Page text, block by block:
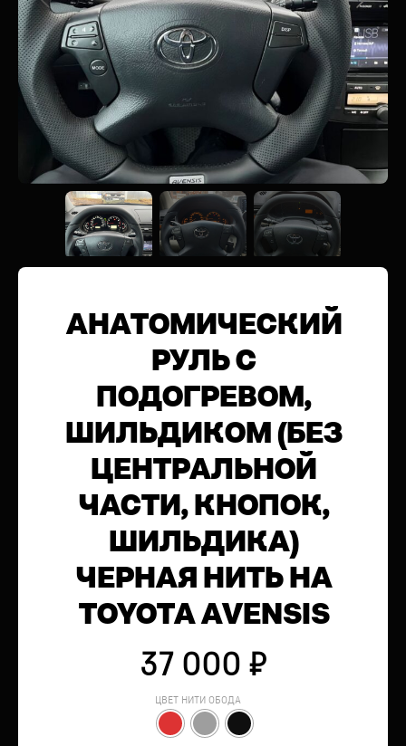
АНАТОМИЧЕСКИЙ
РУЛЬ С
ПОДОГРЕВОМ,
ШИЛЬДИКОМ (БЕЗ
ЦЕНТРАЛЬНОЙ
ЧАСТИ, КНОПОК,
ШИЛЬДИКА)
ЧЕРНАЯ НИТЬ НА
TOYOTA AVENSIS
37 000 ₽
ЦВЕТ НИТИ ОБОДА